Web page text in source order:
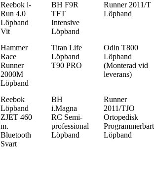
Reebok i-
Run 4.0
Löpband
Vit
BH F9R
TFT
Intensive
Löpband
Runner 2011/T
Löpband
Hammer
Race
Runner
2000M
Löpband
Titan Life
Löpband
T90 PRO
Odin T800
Löpband
(Monterad vid
leverans)
Reebok
Löpband
ZJET 460
m.
Bluetooth
Svart
BH
i.Magna
RC Semi-
professional
Löpband
Runner
2011/TJO
Ortopedisk
Programmerbart
Löpband